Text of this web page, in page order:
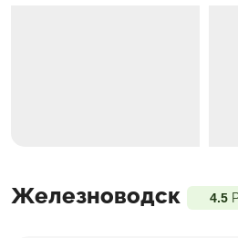
Программа Входит в
Железноводск 4.5